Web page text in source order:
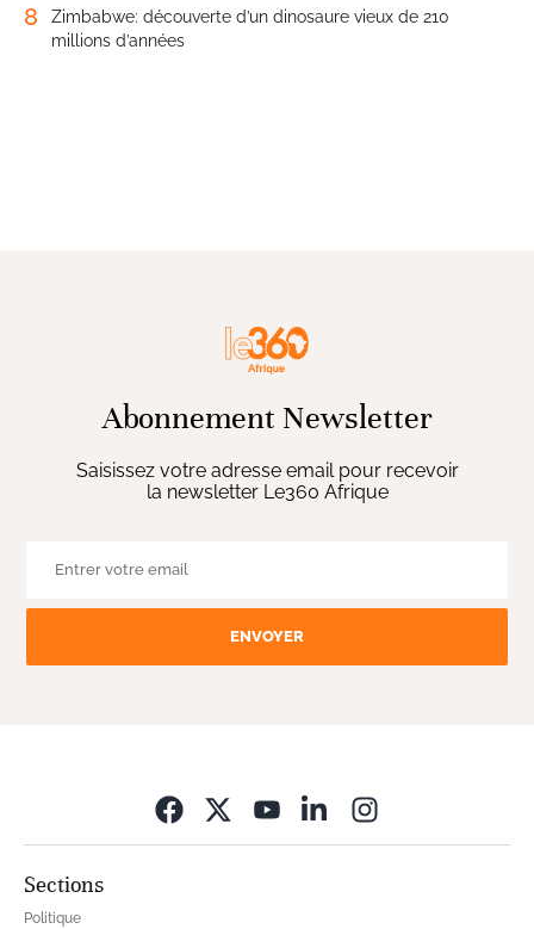
8
Zimbabwe: découverte d’un dinosaure vieux de 210
millions d’années
Abonnement Newsletter
Saisissez votre adresse email pour recevoir
la newsletter Le360 Afrique
ENVOYER
Sections
Politique